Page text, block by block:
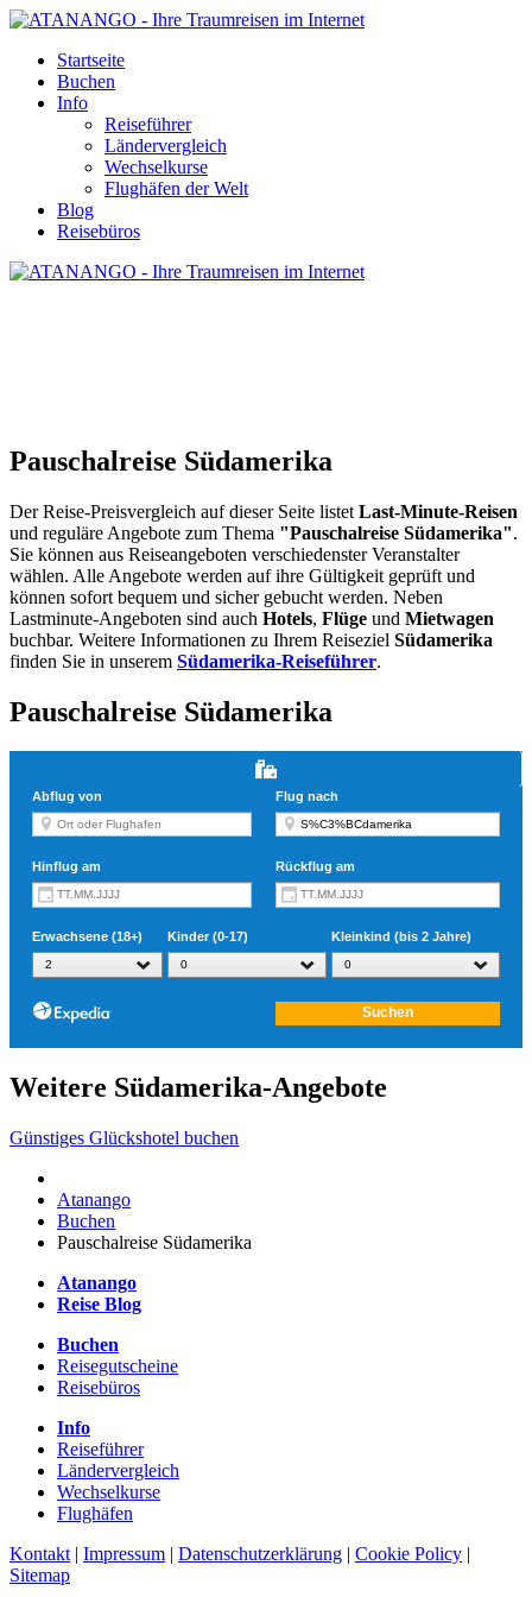
Startseite
Buchen
Info
Reiseführer
Ländervergleich
Wechselkurse
Flughäfen der Welt
Blog
Reisebüros
Pauschalreise Südamerika
Der Reise-Preisvergleich auf dieser Seite listet Last-Minute-Reisen
und reguläre Angebote zum Thema "Pauschalreise Südamerika".
Sie können aus Reiseangeboten verschiedenster Veranstalter
wählen. Alle Angebote werden auf ihre Gültigkeit geprüft und
können sofort bequem und sicher gebucht werden. Neben
Lastminute-Angeboten sind auch Hotels, Flüge und Mietwagen
buchbar. Weitere Informationen zu Ihrem Reiseziel Südamerika
finden Sie in unserem Südamerika-Reiseführer.
Pauschalreise Südamerika
Weitere Südamerika-Angebote
Günstiges Glückshotel buchen
Atanango
Buchen
Pauschalreise Südamerika
Atanango
Reise Blog
Buchen
Reisegutscheine
Reisebüros
Info
Reiseführer
Ländervergleich
Wechselkurse
Flughäfen
Kontakt | Impressum | Datenschutzerklärung | Cookie Policy |
Sitemap